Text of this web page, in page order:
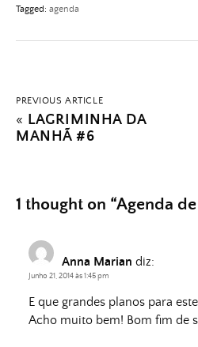
Tagged: agenda
PREVIOUS ARTICLE
« LAGRIMINHA DA
MANHÃ #6
1 thought on “Agenda
Anna Marian diz:
Junho 21, 2014 às 1:45 pm
E que grandes planos para
Acho muito bem! Bom fim de